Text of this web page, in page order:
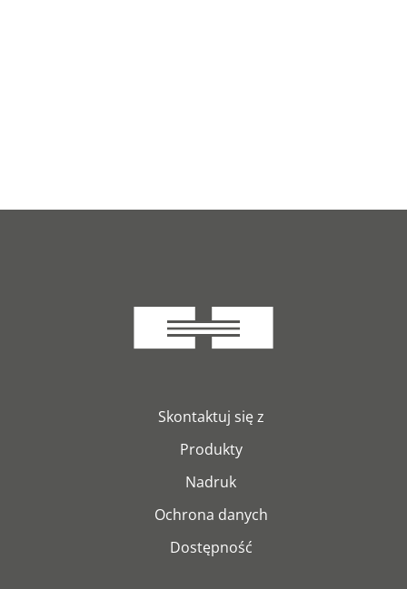
Skontaktuj się z
Produkty
Nadruk
Ochrona danych
Dostępność